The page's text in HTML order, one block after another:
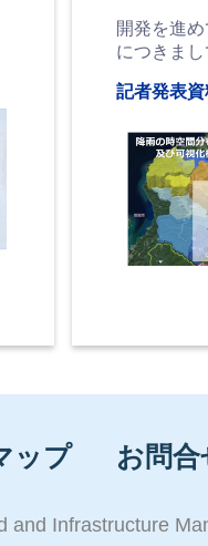
開発を進
につきま
記者発表資
ップ お問合
Infrastructure